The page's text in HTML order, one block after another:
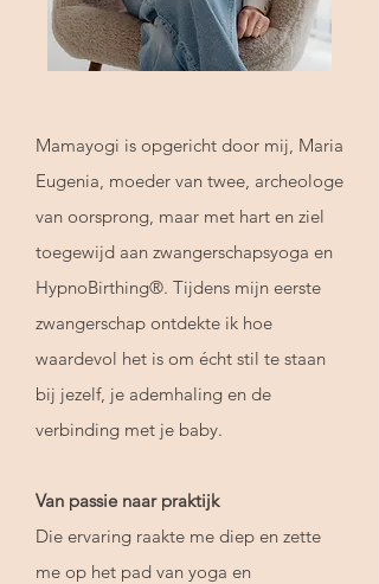
Mamayogi is opgericht door mij, Maria
Eugenia, moeder van twee, archeologe
van oorsprong, maar met hart en ziel
toegewijd aan zwangerschapsyoga en
HypnoBirthing®. Tijdens mijn eerste
zwangerschap ontdekte ik hoe
waardevol het is om écht stil te staan
bij jezelf, je ademhaling en de
verbinding met je baby.
Van passie naar praktijk
Die ervaring raakte me diep en zette
me op het pad van yoga en